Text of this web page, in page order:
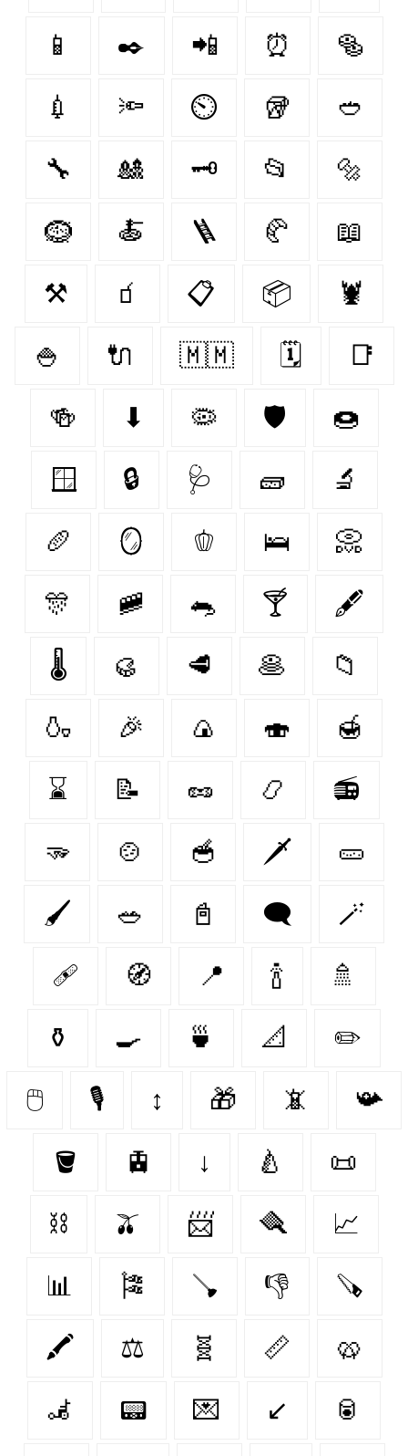
📱 ✒️ 📲 ⏰ 🥯
💉 🔦 ⏲️ 🥡 🥙
🔧 🎎 🗝️ 📂 🔩
🪹 🍝 🪜 🥐 📖
⚒️ 🧃 📋 📦 🦞
🍚 🔌 🇲🇲 🗓️ 📑
🍻 ⬇ 🦠 🛡️ 🍩
🪟 🔒 🩺 🧱 🔬
🥖 🪞 🫑 🛌 📀
🎊 🚞 🐀 🍸 🖋️
🌡️ 🥮 🥩 🥞 📁
🍶 🎉 🍙 🍣 🍯
⌛ 📝 🥜 📿 📻
🫳 🍲 🥣 🗡️ 🥒
🖌️ 🥗 📓 🗨 🪄
🩹 🧭 📍 🍾 🚿
⚱️ 🍳 🍵 📐 ✏️
🖱️ 🎙️ ↕ 🎁 📵 📯
🪣 🚊 ↓ 🍐 📜
⛓️ 🫒 📨 🪮 📈
📊 🎏 🪠 👎 🪚
🖍️ ⚖️ 🧬 📏 🥨
🦼 📟 💌 ↙ 🥫